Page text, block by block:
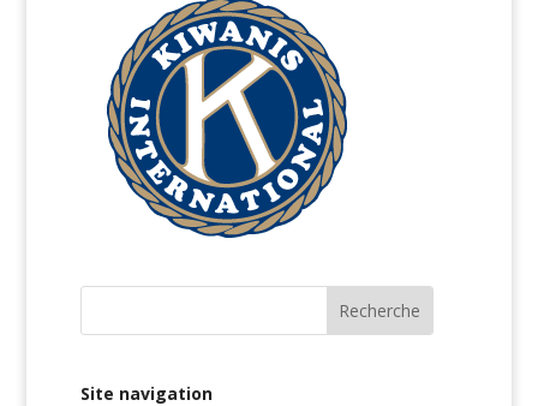
Site navigation